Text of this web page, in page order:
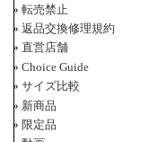
転売禁止
返品交換修理規約
直営店舗
Choice Guide
サイズ比較
新商品
限定品